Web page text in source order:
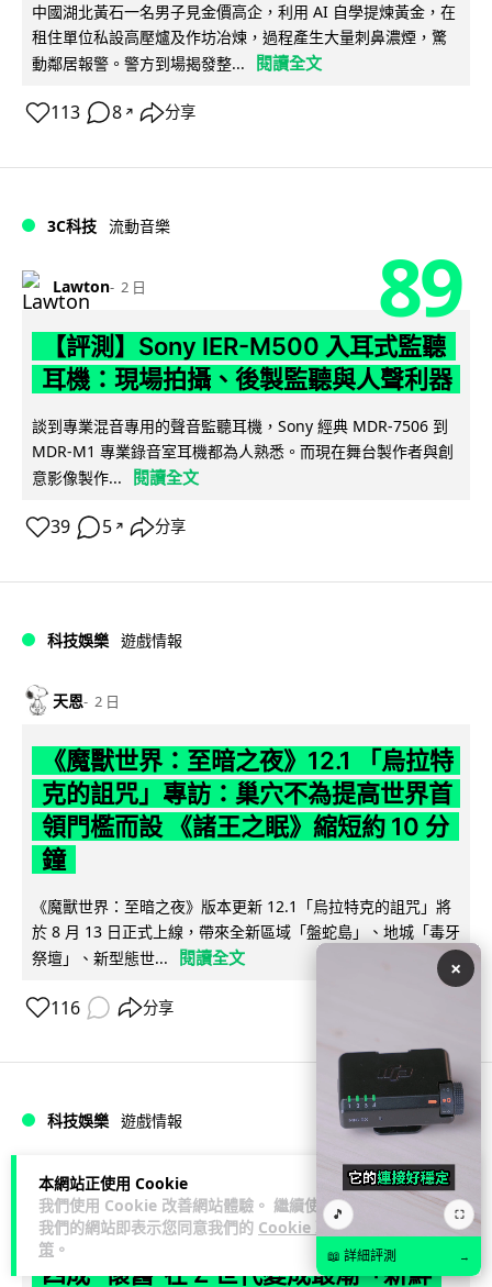
本網站正使用 Cookie
我們使用 Cookie 改善網站體驗。 繼續使用
我們的網站即表示您同意我們的 Cookie 政
策 。
中國湖北黃石一名男子見金價高企，利用 AI 自學提煉黃金，在
租住單位私設高壓爐及作坊冶煉，過程產生大量刺鼻濃煙，驚
動鄰居報警。警方到場揭發整...
閱讀全文
113 8 ↗ 分享
3C科技 流動音樂
Lawton 2 日 89
【評測】Sony IER-M500 入耳式監聽
耳機：現場拍攝、後製監聽與人聲利器
談到專業混音專用的聲音監聽耳機，Sony 經典 MDR-7506 到
MDR-M1 專業錄音室耳機都為人熟悉。而現在舞台製作者與創
意影像製作...
閱讀全文
39 5 ↗ 分享
科技娛樂 遊戲情報
天恩 2 日
《魔獸世界：至暗之夜》12.1 「烏拉特
克的詛咒」專訪：巢穴不為提高世界首
領門檻而設 《諸王之眠》縮短約 10 分
鐘
《魔獸世界：至暗之夜》版本更新 12.1「烏拉特克的詛咒」將
於 8 月 13 日正式上線，帶來全新區域「盤蛇島」、地城「毒牙
祭壇」、新型態世...
閱讀全文
116 分享
科技娛樂 遊戲情報
Lawton 2 日
日本二手遊戲店減 90% 門市 業績反增
四成 "懷舊"在 Z 世代變成最潮「新鮮
×
🎵 ⛶
📖 詳細評測 →